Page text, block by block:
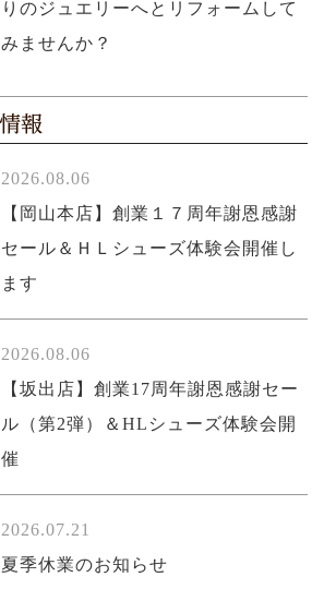
りのジュエリーへとリフォームして
みませんか？
2026.08.06
【岡山本店】創業１７周年謝恩感謝
セール＆ＨＬシューズ体験会開催し
ます
2026.08.06
【坂出店】創業17周年謝恩感謝セー
ル（第2弾）＆HLシューズ体験会開
催
2026.07.21
夏季休業のお知らせ